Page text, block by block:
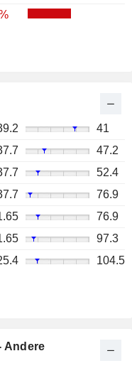
41
47.2
52.4
76.9
76.9
97.3
104.5
Andere